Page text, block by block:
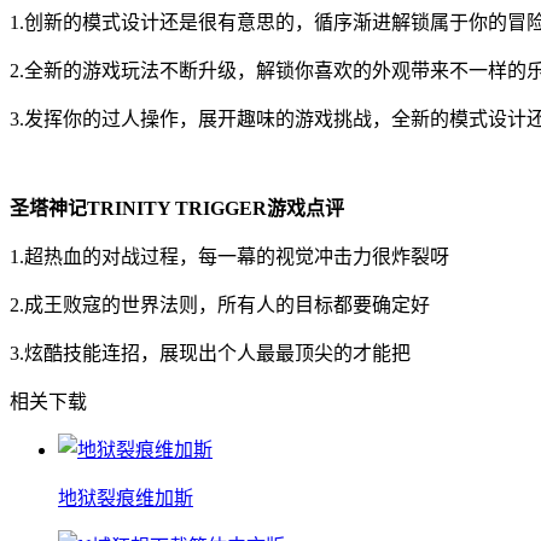
1.创新的模式设计还是很有意思的，循序渐进解锁属于你的冒
2.全新的游戏玩法不断升级，解锁你喜欢的外观带来不一样的
3.发挥你的过人操作，展开趣味的游戏挑战，全新的模式设计
圣塔神记TRINITY TRIGGER游戏点评
1.超热血的对战过程，每一幕的视觉冲击力很炸裂呀
2.成王败寇的世界法则，所有人的目标都要确定好
3.炫酷技能连招，展现出个人最最顶尖的才能把
相关下载
地狱裂痕维加斯